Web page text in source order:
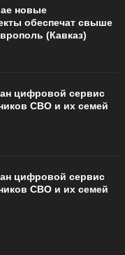
новые
обеспечат свыше
(Кавказ)
цифровой сервис
СВО и их семей
цифровой сервис
СВО и их семей